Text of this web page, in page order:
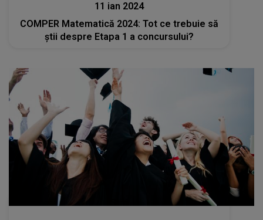
11 ian 2024
COMPER Matematică 2024: Tot ce trebuie să
știi despre Etapa 1 a concursului?